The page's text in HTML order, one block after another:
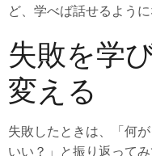
ど、学べば話せるように
失敗を学
変える
失敗したときは、「何
いい？」と振り返ってみ